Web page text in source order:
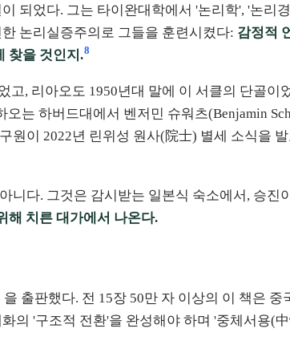
되었다. 그는 타이완대학에서 '논리학', '논리
논리실증주의로 그들을 훈련시켰다: 감정적
찾을 것인지.8
, 리아오도 1950년대 말에 이 서클의 단골
는 하버드대에서 벤저민 슈워츠(Benjamin
이 2022년 린위성 원사(院士) 별세 소식을
니다. 그것은 감시받는 일본식 숙소에서, 승진
해 치른 대가에서 나온다.
출판했다. 전 15장 50만 자 이상의 이 책은
의 '구조적 전환'을 완성해야 하며 '중체서용(